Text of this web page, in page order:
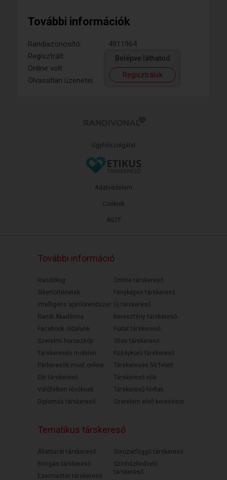
További információk
Randiazonosító:
4911964
Regisztrált:
Online volt:
Olvasatlan üzenetei:
Belépve láthatod
Regisztrálok
Ügyfélszolgálat
ÁSZF
Adatvédelem
Cookiek
További információ
Randiblog
Sikertörténetek
Intelligens ajánlórendszer
Randi Akadémia
Facebook oldalunk
Szerelmi horoszkóp
Társkeresés mobilon
Párkeresők most online
Elit társkereső
Válófélben lévőknek
Diplomás társkereső
Online társkereső
Fényképes társkereső
Új társkereső
Keresztény társkereső
Fiatal társkereső
30as társkereső
Középkorú társkereső
Társkeresés 50 felett
Társkereső nők
Társkereső férfiak
Szerelem első keresésre
Tematikus társkereső
Állatbarát társkereső
Bringás társkereső
Ezermester társkereső
Sorozatfüggő társkereső
Színházkedvelő
társkereső